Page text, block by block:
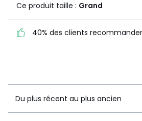
Ce produit taille : Grand
40% des clients
Du plus récent au plus ancien